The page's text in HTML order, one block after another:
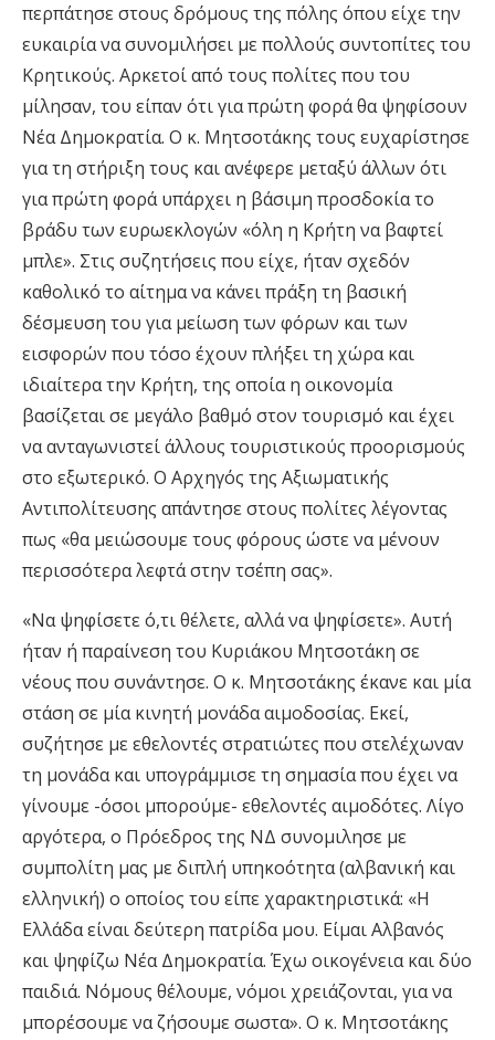
περπάτησε στους δρόμους της πόλης όπου είχε την
ευκαιρία να συνομιλήσει με πολλούς συντοπίτες του
Κρητικούς. Αρκετοί από τους πολίτες που του
μίλησαν, του είπαν ότι για πρώτη φορά θα ψηφίσουν
Νέα Δημοκρατία. Ο κ. Μητσοτάκης τους ευχαρίστησε
για τη στήριξη τους και ανέφερε μεταξύ άλλων ότι
για πρώτη φορά υπάρχει η βάσιμη προσδοκία το
βράδυ των ευρωεκλογών «όλη η Κρήτη να βαφτεί
μπλε». Στις συζητήσεις που είχε, ήταν σχεδόν
καθολικό το αίτημα να κάνει πράξη τη βασική
δέσμευση του για μείωση των φόρων και των
εισφορών που τόσο έχουν πλήξει τη χώρα και
ιδιαίτερα την Κρήτη, της οποία η οικονομία
βασίζεται σε μεγάλο βαθμό στον τουρισμό και έχει
να ανταγωνιστεί άλλους τουριστικούς προορισμούς
στο εξωτερικό. Ο Αρχηγός της Αξιωματικής
Αντιπολίτευσης απάντησε στους πολίτες λέγοντας
πως «θα μειώσουμε τους φόρους ώστε να μένουν
περισσότερα λεφτά στην τσέπη σας».
«Να ψηφίσετε ό,τι θέλετε, αλλά να ψηφίσετε». Αυτή
ήταν ή παραίνεση του Κυριάκου Μητσοτάκη σε
νέους που συνάντησε. Ο κ. Μητσοτάκης έκανε και μία
στάση σε μία κινητή μονάδα αιμοδοσίας. Εκεί,
συζήτησε με εθελοντές στρατιώτες που στελέχωναν
τη μονάδα και υπογράμμισε τη σημασία που έχει να
γίνουμε -όσοι μπορούμε- εθελοντές αιμοδότες. Λίγο
αργότερα, ο Πρόεδρος της ΝΔ συνομιλησε με
συμπολίτη μας με διπλή υπηκοότητα (αλβανική και
ελληνική) ο οποίος του είπε χαρακτηριστικά: «Η
Ελλάδα είναι δεύτερη πατρίδα μου. Είμαι Αλβανός
και ψηφίζω Νέα Δημοκρατία. Έχω οικογένεια και δύο
παιδιά. Νόμους θέλουμε, νόμοι χρειάζονται, για να
μπορέσουμε να ζήσουμε σωστα». Ο κ. Μητσοτάκης